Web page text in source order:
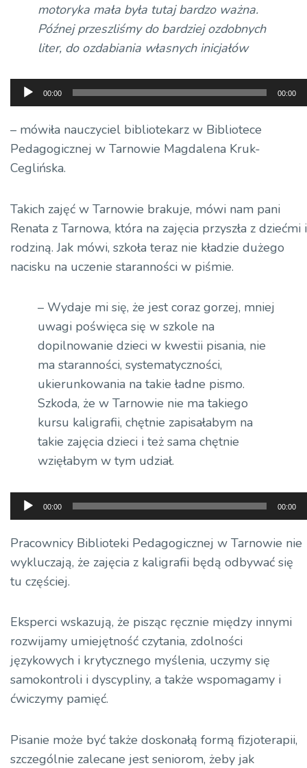
motoryka mała była tutaj bardzo ważna.
Późnej przeszliśmy do bardziej ozdobnych
liter, do ozdabiania własnych inicjałów
Odtwarzacz
plików
dźwiękowych
00:00 00:00
– mówiła nauczyciel bibliotekarz w Bibliotece
Pedagogicznej w Tarnowie Magdalena Kruk-
Ceglińska.
Takich zajęć w Tarnowie brakuje, mówi nam pani
Renata z Tarnowa, która na zajęcia przyszła z dziećmi i
rodziną. Jak mówi, szkoła teraz nie kładzie dużego
nacisku na uczenie staranności w piśmie.
– Wydaje mi się, że jest coraz gorzej, mniej
uwagi poświęca się w szkole na
dopilnowanie dzieci w kwestii pisania, nie
ma staranności, systematyczności,
ukierunkowania na takie ładne pismo.
Szkoda, że w Tarnowie nie ma takiego
kursu kaligrafii, chętnie zapisałabym na
takie zajęcia dzieci i też sama chętnie
wzięłabym w tym udział.
Odtwarzacz
plików
dźwiękowych
00:00 00:00
Pracownicy Biblioteki Pedagogicznej w Tarnowie nie
wykluczają, że zajęcia z kaligrafii będą odbywać się
tu częściej.
Eksperci wskazują, że pisząc ręcznie między innymi
rozwijamy umiejętność czytania, zdolności
językowych i krytycznego myślenia, uczymy się
samokontroli i dyscypliny, a także wspomagamy i
ćwiczymy pamięć.
Pisanie może być także doskonałą formą fizjoterapii,
szczególnie zalecane jest seniorom, żeby jak